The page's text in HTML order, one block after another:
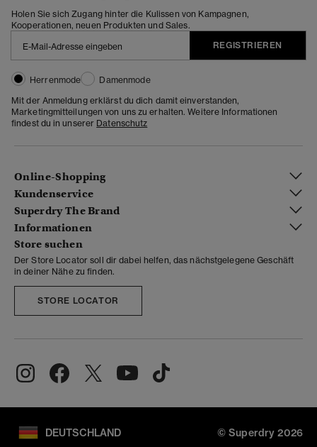
Holen Sie sich Zugang hinter die Kulissen von Kampagnen,
Kooperationen, neuen Produkten und Sales.
REGISTRIEREN
Herrenmode
Damenmode
Mit der Anmeldung erklärst du dich damit einverstanden,
Marketingmitteilungen von uns zu erhalten. Weitere Informationen
findest du in unserer Datenschutz
Online-Shopping
Kundenservice
Superdry The Brand
Informationen
Store suchen
Der Store Locator soll dir dabei helfen, das nächstgelegene Geschäft
in deiner Nähe zu finden.
STORE LOCATOR
DEUTSCHLAND © Superdry 2026